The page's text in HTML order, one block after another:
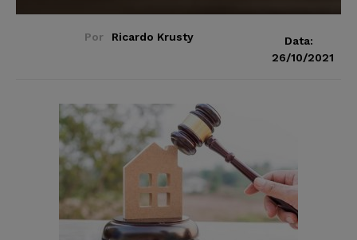
Por Ricardo Krusty
Data:
26/10/2021